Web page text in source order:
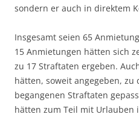
sondern er auch in direktem
Insgesamt seien 65
15 Anmietungen hätten sich
zu 17 Straftaten ergeben.
hätten, soweit angegeben, zu
begangenen Straftaten
hätten zum Teil mit Urlauben